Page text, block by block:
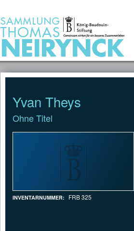
Yvan Theys
Ohne Titel
INVENTARNUMMER: FRB 325